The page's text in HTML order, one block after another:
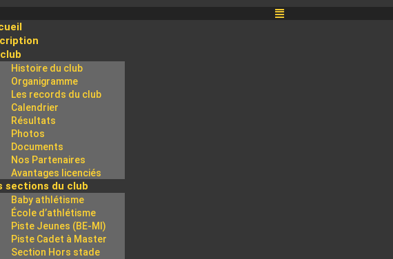
Histoire du club
Organigramme
Les records du club
Calendrier
Résultats
Photos
Documents
Nos Partenaires
Avantages licenciés
sections du club
Baby athlétisme
École d’athlétisme
Piste Jeunes (BE-MI)
Piste Cadet à Master
Section Hors stade